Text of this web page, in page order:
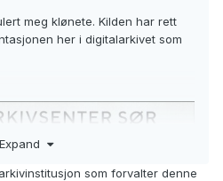
meg klønete. Kilden har rett
her i digitalarkivet som
Expand
som forvalter denne